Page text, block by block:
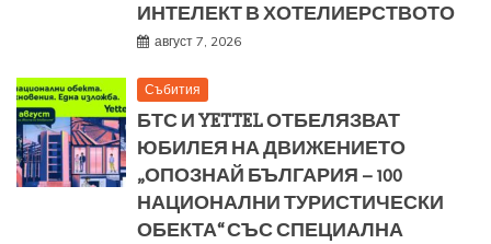
ИНТЕЛЕКТ В ХОТЕЛИЕРСТВОТО
август 7, 2026
Събития
БТС И YETTEL ОТБЕЛЯЗВАТ
ЮБИЛЕЯ НА ДВИЖЕНИЕТО
„ОПОЗНАЙ БЪЛГАРИЯ – 100
НАЦИОНАЛНИ ТУРИСТИЧЕСКИ
ОБЕКТА“ СЪС СПЕЦИАЛНА